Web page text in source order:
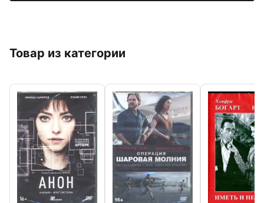
Товар из категории